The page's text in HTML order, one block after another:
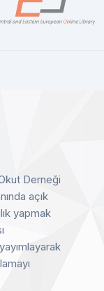
Central®
Detay
Derneği
açık
yapmak